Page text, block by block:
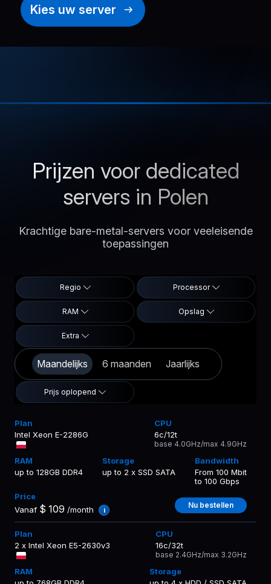
Kies uw server
Prijzen voor dedicated
servers in Polen
Krachtige bare-metal-servers voor veeleisende
toepassingen
Regio Processor
RAM Opslag
Extra
Maandelijks 6 maanden Jaarlijks
Prijs oplopend
Intel Xeon E-2286G 6c/12t
base 4.0GHz/max 4.9GHz
up to 128GB DDR4 up to 2 x SSD SATA
From 100 Mbit
to 100 Gbps
Vanaf $ 109 /month i
Nu bestellen
2 x Intel Xeon E5-2630v3 16c/32t
base 2.4GHz/max 3.2GHz